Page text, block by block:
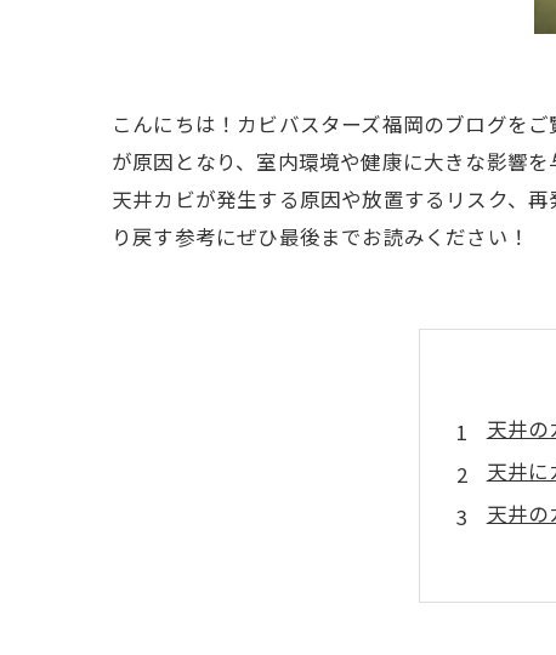
こんにちは！カビバスターズ福岡のブログを
が原因となり、室内環境や健康に大きな影響
天井カビが発生する原因や放置するリスク、
り戻す参考にぜひ最後までお読みください！
天井
天井
天井の
天井
天井の